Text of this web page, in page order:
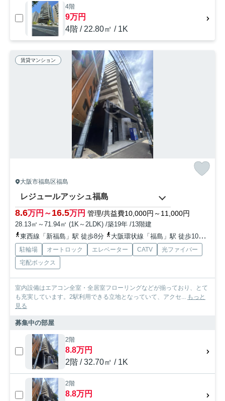
4階
9万円
4階 / 22.80㎡ / 1K
賃貸マンション
大阪市福島区福島
レジュールアッシュ福島
8.6万円～16.5万円 管理/共益費10,000円～11,000円
28.13㎡～71.94㎡ (1K～2LDK) /築19年 /13階建
東西線「新福島」駅 徒歩8分
大阪環状線「福島」駅 徒歩10分
駐輪場 オートロック エレベーター CATV
光ファイバー
宅配ボックス
室内設備はエアコン全室・全居室フローリングなどが揃っており、とて
も充実しています。2駅利用できる立地となっていて、アクセ... もっと
見る
募集中の部屋
2階
8.8万円
2階 / 32.70㎡ / 1K
2階
8.8万円